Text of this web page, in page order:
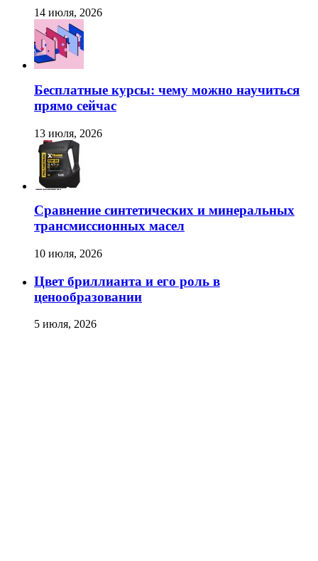
14 июля, 2026
Бесплатные курсы: чему можно научиться
прямо сейчас
13 июля, 2026
Сравнение синтетических и минеральных
трансмиссионных масел
10 июля, 2026
Цвет бриллианта и его роль в
ценообразовании
5 июля, 2026